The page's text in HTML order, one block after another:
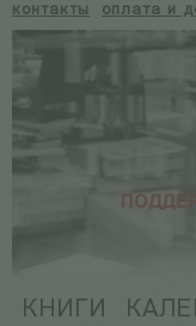
контакты оплата и
КНИГИ